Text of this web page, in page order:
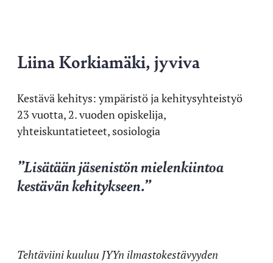
Liina Korkiamäki, jyviva
Kestävä kehitys: ympäristö ja kehitysyhteistyö
23 vuotta, 2. vuoden opiskelija,
yhteiskuntatieteet, sosiologia
”Lisätään jäsenistön mielenkiintoa
kestävän kehitykseen.”
Tehtäviini kuuluu JYYn ilmastokestävyyden